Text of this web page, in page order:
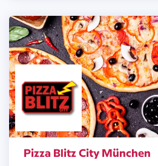
Pizza Blitz City München